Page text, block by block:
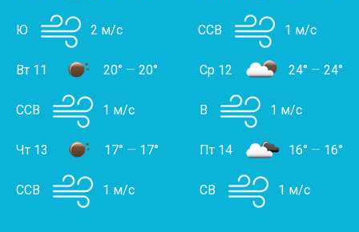
Ю 2 м/с ССВ 1 м/с
Вт 11 20° — 20°
ССВ 1 м/с
Ср 12 24° — 24°
В 1 м/с
Чт 13 17° — 17°
ССВ 1 м/с
Пт 14 16° — 16°
СВ 1 м/с